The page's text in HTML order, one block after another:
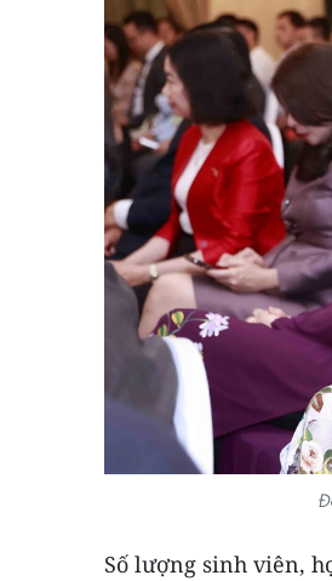
Số lượng sinh viên,